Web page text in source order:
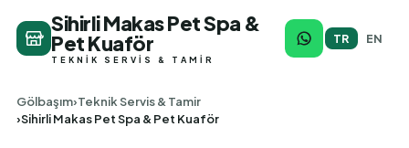
Sihirli Makas Pet Spa &
Pet Kuaför
TEKNIK SERVIS & TAMIR
TR EN
Gölbaşım Teknik Servis & Tamir
Sihirli Makas Pet Spa & Pet Kuaför